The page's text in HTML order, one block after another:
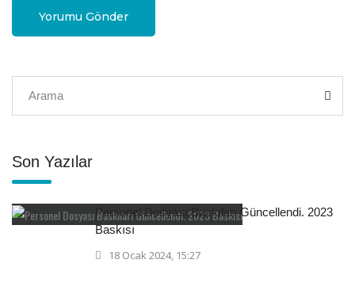
Yorumu Gönder
Son Yazılar
Personel Dosyası Baskıları Güncellendi. 2023
Baskısı
18 Ocak 2024, 15:27